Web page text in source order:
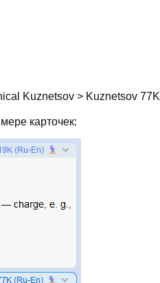
Kuznetsov > Kuznetsov 77K
карточек: